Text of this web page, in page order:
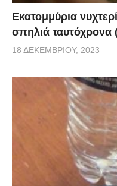
Εκατομμύρια
σπηλιά ταυτόχρονα
18 ΔΕΚΕΜΒΡΊΟΥ, 2023